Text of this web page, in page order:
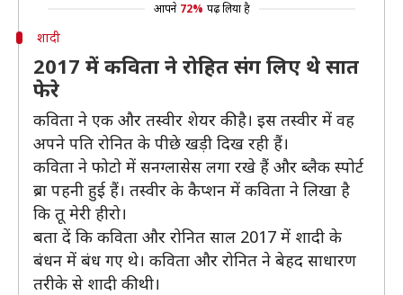
आपने 72% पढ़ लिया है
शादी
2017 में कविता ने रोहित संग लिए थे सात
फेरे
कविता ने एक और तस्वीर शेयर की है। इस तस्वीर में वह
अपने पति रोनित के पीछे खड़ी दिख रही हैं।
कविता ने फोटो में सनग्लासेस लगा रखे हैं और ब्लैक स्पोर्ट
ब्रा पहनी हुई हैं। तस्वीर के कैप्शन में कविता ने लिखा है
कि तू मेरी हीरो।
बता दें कि कविता और रोनित साल 2017 में शादी के
बंधन में बंध गए थे। कविता और रोनित ने बेहद साधारण
तरीके से शादी की थी।